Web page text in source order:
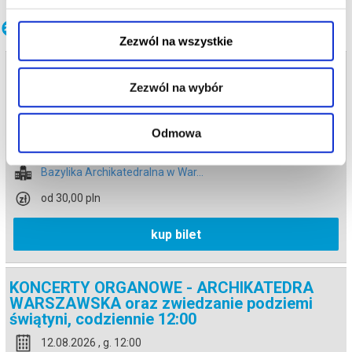
Zezwól na wszystkie
Zezwól na wybór
Odmowa
wydarzenia, gwarantujemy automatyczny zwrot środków
potwierdzony komunikatem wysyłanym na adres e-mail, podany
Inne terminy
KONCERTY ORGANOWE - ARCHIKATEDRA
WARSZAWSKA oraz zwiedzanie podziemi
świątyni, codziennie 12:00
Warszawa
Bazylika Archikatedralna w War...
od 30,00 pln
kup bilet
KONCERTY ORGANOWE - ARCHIKATEDRA
WARSZAWSKA oraz zwiedzanie podziemi
świątyni, codziennie 12:00
12.08.2026 , g. 12:00